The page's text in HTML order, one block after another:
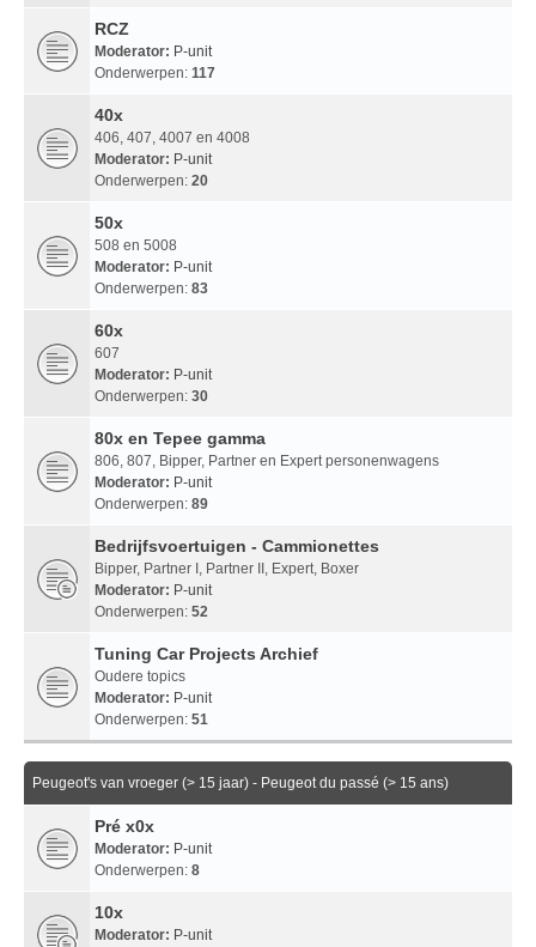
RCZ
Moderator: P-unit
Onderwerpen: 117
40x
406, 407, 4007 en 4008
Moderator: P-unit
Onderwerpen: 20
50x
508 en 5008
Moderator: P-unit
Onderwerpen: 83
60x
607
Moderator: P-unit
Onderwerpen: 30
80x en Tepee gamma
806, 807, Bipper, Partner en Expert personenwagens
Moderator: P-unit
Onderwerpen: 89
Bedrijfsvoertuigen - Cammionettes
Bipper, Partner I, Partner II, Expert, Boxer
Moderator: P-unit
Onderwerpen: 52
Tuning Car Projects Archief
Oudere topics
Moderator: P-unit
Onderwerpen: 51
Peugeot's van vroeger (> 15 jaar) - Peugeot du passé (> 15 ans)
Pré x0x
Moderator: P-unit
Onderwerpen: 8
10x
Moderator: P-unit